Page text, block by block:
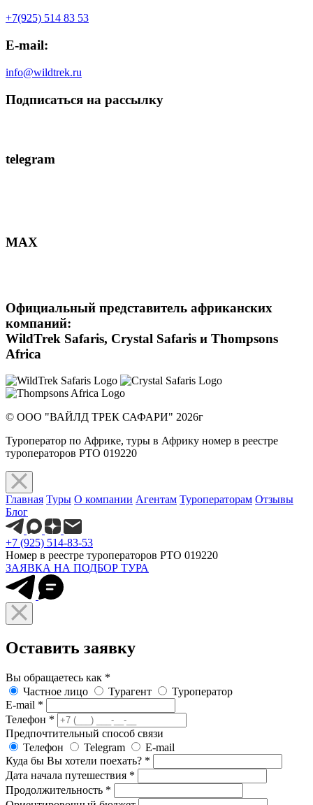
+7(925) 514 83 53
E-mail:
info@wildtrek.ru
Подписаться на рассылку
telegram
MAX
Официальный представитель африканских
компаний:
WildTrek Safaris, Crystal Safaris и Thompsons
Africa
© ООО "ВАЙЛД ТРЕК САФАРИ" 2026г
Туроператор по Африке, туры в Африку номер в реестре
туроператоров РТО 019220
Главная Туры О компании Агентам Туроператорам Отзывы
Блог
+7 (925) 514-83-53
Номер в реестре туроператоров РТО 019220
ЗАЯВКА НА ПОДБОР ТУРА
Оставить заявку
Вы обращаетесь как *
Частное лицо
Турагент
Туроператор
E-mail *
Телефон *
Предпочтительный способ связи
Телефон
Telegram
E-mail
Куда бы Вы хотели поехать? *
Дата начала путешествия *
Продолжительность *